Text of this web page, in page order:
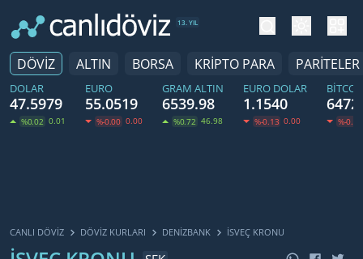
13. YIL
DÖVİZ ALTIN BORSA KRİPTO PARA PARİTELER
DOLAR
47.5979
%0.02 0.01
EURO
55.0519
%-0.00 0.00
GRAM ALTIN
6539.98
%0.72 46.98
EURO DOLAR
1.1540
%-0.13 0.00 %-0.20
CANLI DÖVİZ DÖVIZ KURLARI DENIZBANK İSVEÇ KRONU